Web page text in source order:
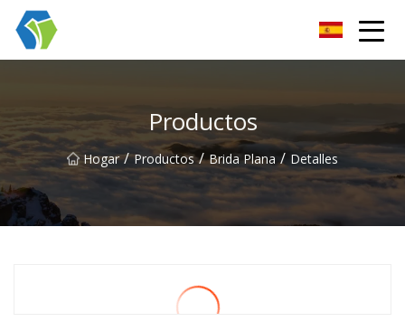
Grupo Co., Ltd de las soluciones de la luz de las estrellas de
Productos
Hogar / Productos / Brida Plana / Detalles